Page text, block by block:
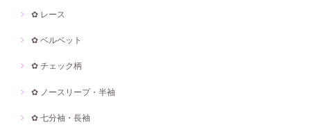
✿ レース
✿ ベルベット
✿ チェック柄
✿ ノースリープ・半袖
✿ 七分袖・長袖